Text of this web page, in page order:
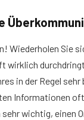
Wiederholen Sie
wirklich
in der Regel
Informationen
wichtig, einen